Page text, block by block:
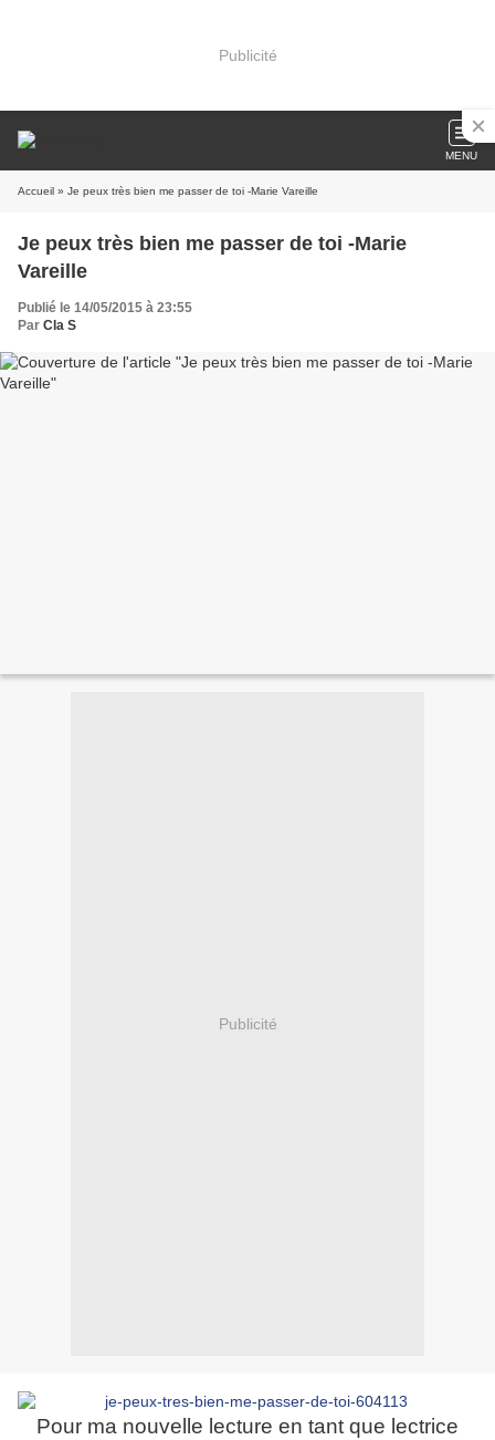
Publicité
MENU
Accueil » Je peux très bien me passer de toi -Marie Vareille
Je peux très bien me passer de toi -Marie
Vareille
Publié le 14/05/2015 à 23:55
Par Cla S
Publicité
Pour ma nouvelle lecture en tant que lectrice